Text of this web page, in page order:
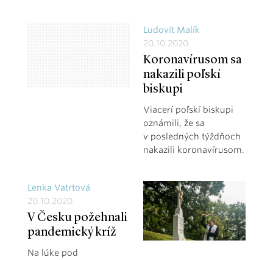
Ľudovít Malík
20.10.2020
Koronavírusom sa
nakazili poľskí
biskupi
Viacerí poľskí biskupi
oznámili, že sa
v posledných týždňoch
nakazili koronavírusom.
Lenka Vatrtová
20.10.2020
V Česku požehnali
pandemický kríž
Na lúke pod